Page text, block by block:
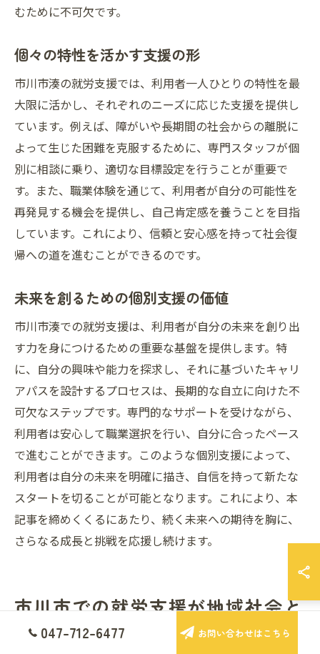
むために不可欠です。
個々の特性を活かす支援の形
市川市湊の就労支援では、利用者一人ひとりの特性を最
大限に活かし、それぞれのニーズに応じた支援を提供し
ています。例えば、障がいや長期間の社会からの離脱に
よって生じた困難を克服するために、専門スタッフが個
別に相談に乗り、適切な目標設定を行うことが重要で
す。また、職業体験を通じて、利用者が自分の可能性を
再発見する機会を提供し、自己肯定感を養うことを目指
しています。これにより、信頼と安心感を持って社会復
帰への道を進むことができるのです。
未来を創るための個別支援の価値
市川市湊での就労支援は、利用者が自分の未来を創り出
す力を身につけるための重要な基盤を提供します。特
に、自分の興味や能力を探求し、それに基づいたキャリ
アパスを設計するプロセスは、長期的な自立に向けた不
可欠なステップです。専門的なサポートを受けながら、
利用者は安心して職業選択を行い、自分に合ったペース
で進むことができます。このような個別支援によって、
利用者は自分の未来を明確に描き、自信を持って新たな
スタートを切ることが可能となります。これにより、本
記事を締めくくるにあたり、続く未来への期待を胸に、
さらなる成長と挑戦を応援し続けます。
市川市での就労支援が地域社会と
の架け橋に
047-712-6477 お問い合わせはこちら